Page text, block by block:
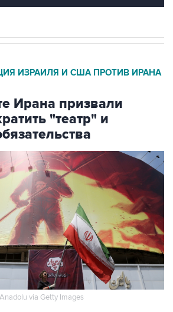
ИЗРАИЛЯ И США ПРОТИВ ИРАНА
Ирана призвали
"театр" и
via Getty Images